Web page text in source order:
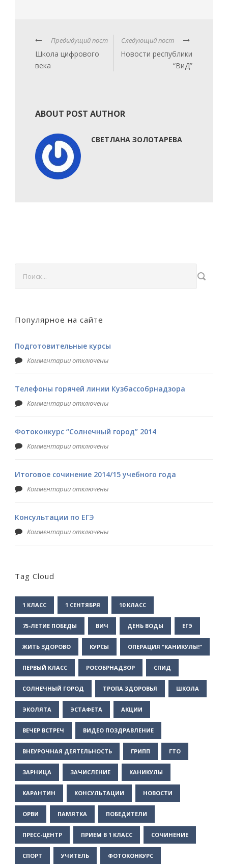
Предыдущий пост
Школа цифрового
века
Следующий пост
Новости республики
“ВиД”
ABOUT POST AUTHOR
СВЕТЛАНА ЗОЛОТАРЕВА
Популярное на сайте
Подготовительные курсы
Комментарии отключены
Телефоны горячей линии Кузбассобрнадзора
Комментарии отключены
Фотоконкурс “Солнечный город” 2014
Комментарии отключены
Итоговое сочинение 2014/15 учебного года
Комментарии отключены
Консультации по ЕГЭ
Комментарии отключены
Tag Cloud
1 КЛАСС 1 СЕНТЯБРЯ 10 КЛАСС
75-ЛЕТИЕ ПОБЕДЫ ВИЧ ДЕНЬ ВОДЫ ЕГЭ
ЖИТЬ ЗДОРОВО КУРСЫ ОПЕРАЦИЯ "КАНИКУЛЫ!"
ПЕРВЫЙ КЛАСС РОСОБРНАДЗОР СПИД
СОЛНЕЧНЫЙ ГОРОД ТРОПА ЗДОРОВЬЯ ШКОЛА
ЭКОЛЯТА ЭСТАФЕТА АКЦИИ
ВЕЧЕР ВСТРЕЧ ВИДЕО ПОЗДРАВЛЕНИЕ
ВНЕУРОЧНАЯ ДЕЯТЕЛЬНОСТЬ ГРИПП ГТО
ЗАРНИЦА ЗАЧИСЛЕНИЕ КАНИКУЛЫ
КАРАНТИН КОНСУЛЬТАЦИИ НОВОСТИ
ОРВИ ПАМЯТКА ПОБЕДИТЕЛИ
ПРЕСС-ЦЕНТР ПРИЕМ В 1 КЛАСС СОЧИНЕНИЕ
СПОРТ УЧИТЕЛЬ ФОТОКОНКУРС